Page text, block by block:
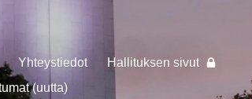
Yhteystiedot
Hallituksen sivut
(uutta)